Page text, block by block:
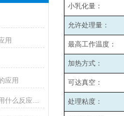
用
应用
小乳化量：
允许处理量：
最高工作温度：
加热方式：
可达真空：
处理粘度：